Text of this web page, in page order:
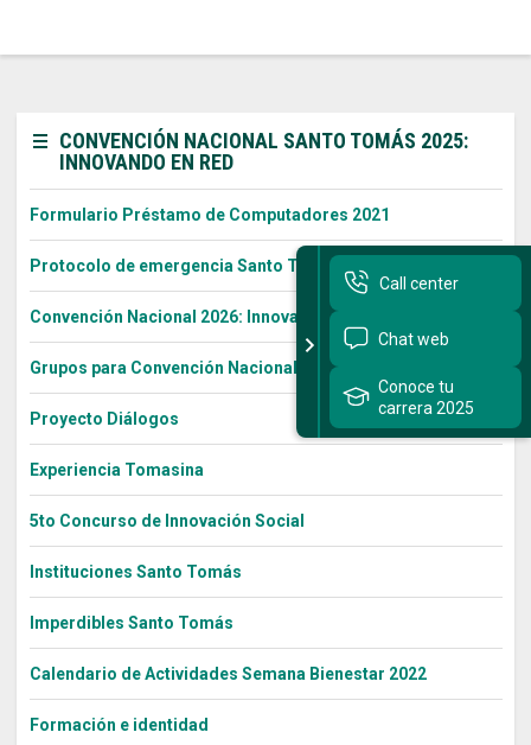
CONVENCIÓN NACIONAL SANTO TOMÁS 2025:
INNOVANDO EN RED
Formulario Préstamo de Computadores 2021
Protocolo de emergencia Santo Tomás
Convención Nacional 2026: Innovando en Red
Grupos para Convención Nacional 2026
Proyecto Diálogos
Experiencia Tomasina
5to Concurso de Innovación Social
Instituciones Santo Tomás
Imperdibles Santo Tomás
Calendario de Actividades Semana Bienestar 2022
Formación e identidad
Call center
Chat web
Conoce tu
carrera 2025